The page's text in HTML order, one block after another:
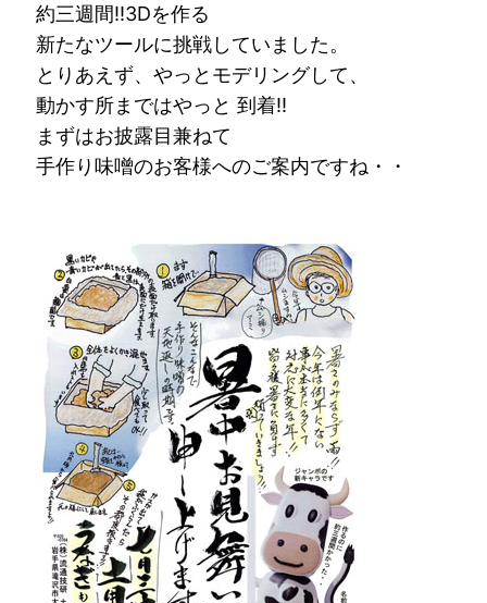
約三週間!!3Dを作る
新たなツールに挑戦していました。
とりあえず、やっとモデリングして、
動かす所まではやっと 到着!!
まずはお披露目兼ねて
手作り味噌のお客様へのご案内ですね・・